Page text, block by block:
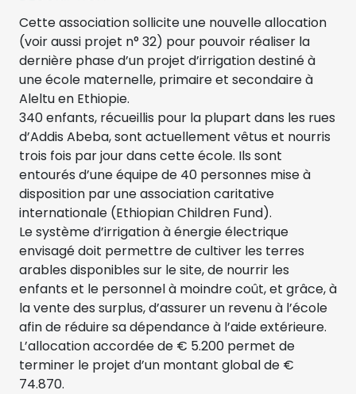
Cette association sollicite une nouvelle allocation
(voir aussi projet n° 32) pour pouvoir réaliser la
dernière phase d’un projet d’irrigation destiné à
une école maternelle, primaire et secondaire à
Aleltu en Ethiopie.
340 enfants, récueillis pour la plupart dans les rues
d’Addis Abeba, sont actuellement vêtus et nourris
trois fois par jour dans cette école. Ils sont
entourés d’une équipe de 40 personnes mise à
disposition par une association caritative
internationale (Ethiopian Children Fund).
Le système d’irrigation à énergie électrique
envisagé doit permettre de cultiver les terres
arables disponibles sur le site, de nourrir les
enfants et le personnel à moindre coût, et grâce, à
la vente des surplus, d’assurer un revenu à l’école
afin de réduire sa dépendance à l’aide extérieure.
L’allocation accordée de € 5.200 permet de
terminer le projet d’un montant global de €
74.870.